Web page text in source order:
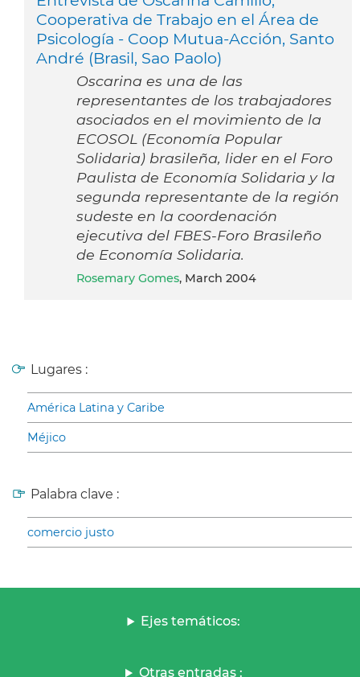
Cooperativa de Trabajo en el Área de
Psicología - Coop Mutua-Acción, Santo
André (Brasil, Sao Paolo)
Oscarina es una de las
representantes de los trabajadores
asociados en el movimiento de la
ECOSOL (Economía Popular
Solidaria) brasileña, lider en el Foro
Paulista de Economía Solidaria y la
segunda representante de la región
sudeste en la coordenación
ejecutiva del FBES-Foro Brasileño
de Economía Solidaria.
Rosemary Gomes, March 2004
Lugares :
América Latina y Caribe
Méjico
Palabra clave :
comercio justo
Ejes temáticos:
Otras entradas :